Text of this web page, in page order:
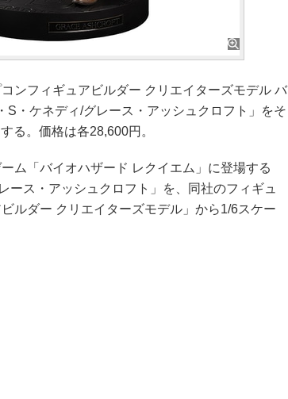
ンフィギュアビルダー クリエイターズモデル バ
S・ケネディ/グレース・アッシュクロフト」をそ
る。価格は各28,600円。
ム「バイオハザード レクイエム」に登場する
ース・アッシュクロフト」を、同社のフィギュ
ルダー クリエイターズモデル」から1/6スケー